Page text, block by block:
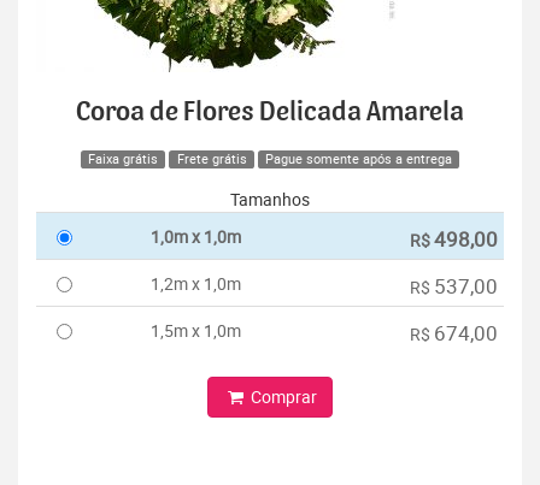
Coroa de Flores Delicada Amarela
Faixa grátis Frete grátis Pague somente após a entrega
Tamanhos
1,0m x 1,0m
R$498,00
1,2m x 1,0m R$ 537,00
1,5m x 1,0m R$ 674,00
Comprar